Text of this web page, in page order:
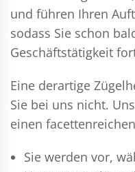
und führen Ihren
sodass Sie schon
Geschäftstätigkeit
Eine derartige
Sie bei uns nicht.
einen
Sie werden vor,